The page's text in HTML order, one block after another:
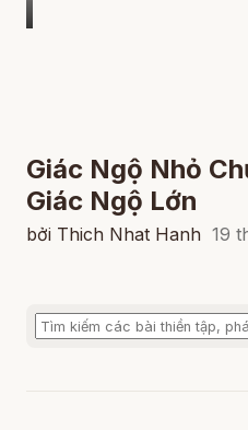
Giác Ngộ Nhỏ
Giác Ngộ Lớn
bởi Thich Nhat Hanh 19